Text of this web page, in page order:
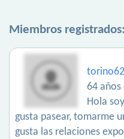
Miembros registrados:
torino62
64 años
Hola
gusta pasear, tomarme
gusta las relaciones